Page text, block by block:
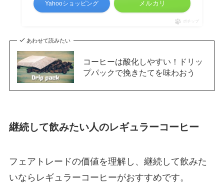
Yahooショッピング メルカリ
ポチップ
あわせて読みたい
コーヒーは酸化しやすい！ドリッ
プパックで挽きたてを味わおう
継続して飲みたい人のレギュラーコーヒー
フェアトレードの価値を理解し、継続して飲みた
いならレギュラーコーヒーがおすすめです。